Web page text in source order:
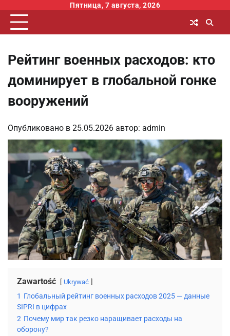
содержимому
Пятница, 7 августа, 2026
Рейтинг военных расходов: кто
доминирует в глобальной гонке
вооружений
Опубликовано в 25.05.2026 автор: admin
Zawartość Ukrywać
1 Глобальный рейтинг военных расходов 2025 — данные
SIPRI в цифрах
2 Почему мир так резко наращивает расходы на
оборону?